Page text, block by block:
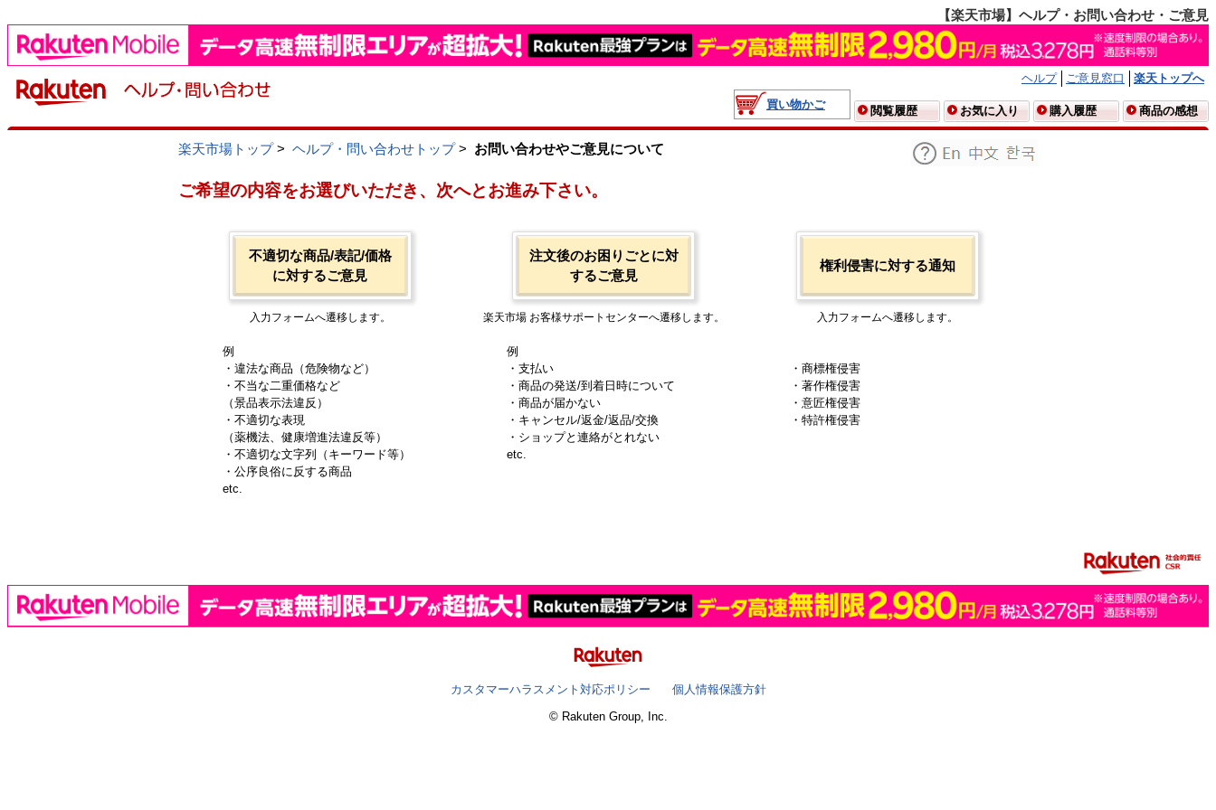
【楽天市場】ヘルプ・お問い合わせ・ご意見
ヘルプ ご意見窓口
楽天トップへ
買い物かご
閲覧履歴 お気に入り 購入履歴 商品の感想
楽天市場トップ> ヘルプ・問い合わせトップ> お問い合わせやご意見について
ご希望の内容をお選びいただき、次へとお進み下さい。
不適切な商品/表記/価格
に対するご意見
入力フォームへ遷移します。
例
・違法な商品（危険物など）
・不当な二重価格など
（景品表示法違反）
・不適切な表現
（薬機法、健康増進法違反等）
・不適切な文字列（キーワード等）
・公序良俗に反する商品
etc.
注文後のお困りごとに対
するご意見
楽天市場 お客様サポートセンターへ遷移します。
例
・支払い
・商品の発送/到着日時について
・商品が届かない
・キャンセル/返金/返品/交換
・ショップと連絡がとれない
etc.
権利侵害に対する通知
入力フォームへ遷移します。
・商標権侵害
・著作権侵害
・意匠権侵害
・特許権侵害
カスタマーハラスメント対応ポリシー
個人情報保護方針
© Rakuten Group, Inc.